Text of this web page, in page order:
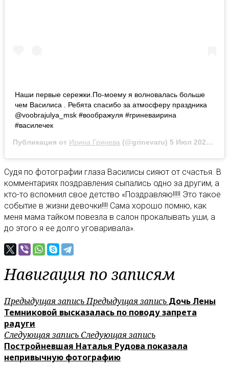
Наши первые сережки.По-моему я волновалась больше
чем Василиса . Ребята спасибо за атмосферу праздника
@voobrajulya_msk #воображуля #гриневаирина
#василечек
Публикация от Ирина Гринева (@grinevaru) 5 Июл 2020 в 5:45 PDT
Судя по фотографии глаза Василисы сияют от счастья. В
комментариях поздравления сыпались одно за другим, а
кто-то вспомнил свое детство «Поздравляю!!!!! Это такое
событие в жизни девочки!!!! Сама хорошо помню, как
меня мама тайком повезла в салон прокалывать уши, а
до этого я ее долго уговаривала».
Навигация по записям
Предыдущая записьПредыдущая запись Дочь Лены
Темниковой высказалась по поводу запрета
радуги
Следующая запись Следующая запись
Постройневшая Наталья Рудова показала
непривычную фотографию